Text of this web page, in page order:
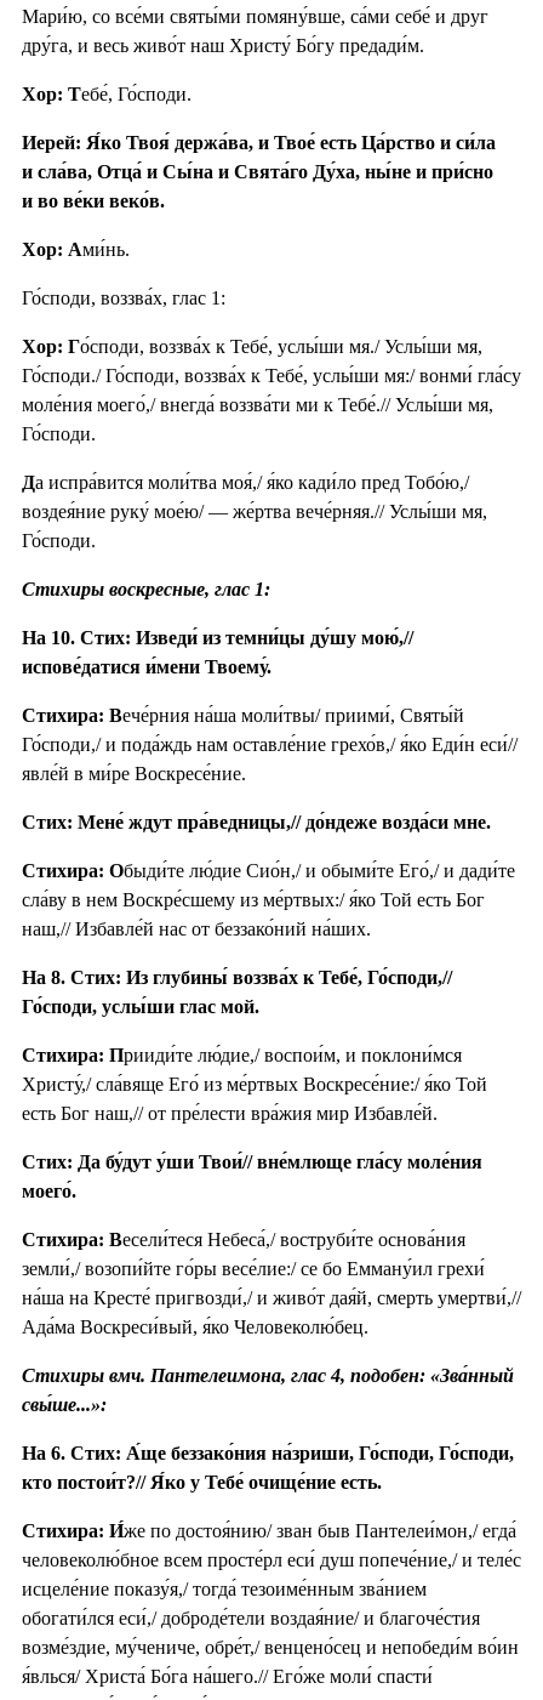
Мари́ю, со все́ми святы́ми помяну́вше, са́ми себе́ и друг
дру́га, и весь живо́т наш Христу́ Бо́гу предади́м.
Хор: Тебе́, Го́споди.
Иерей: Я́ко Твоя́ держа́ва, и Твое́ есть Ца́рство и си́ла
и сла́ва, Отца́ и Сы́на и Свята́го Ду́ха, ны́не и при́сно
и во ве́ки веко́в.
Хор: Ами́нь.
Го́споди, воззва́х, глас 1:
Хор: Го́споди, воззва́х к Тебе́, услы́ши мя./ Услы́ши мя,
Го́споди./ Го́споди, воззва́х к Тебе́, услы́ши мя:/ вонми́ гла́су
моле́ния моего́,/ внегда́ воззва́ти ми к Тебе́.// Услы́ши мя,
Го́споди.
Да испра́вится моли́тва моя́,/ я́ко кади́ло пред Тобо́ю,/
воздея́ние руку́ мое́ю/ — же́ртва вече́рняя.// Услы́ши мя,
Го́споди.
Стихиры воскресные, глас 1:
На 10. Стих: Изведи́ из темни́цы ду́шу мою́,//
испове́датися и́мени Твоему́.
Стихира: Вече́рния на́ша моли́твы/ приими́, Святы́й
Го́споди,/ и пода́ждь нам оставле́ние грехо́в,/ я́ко Еди́н еси́//
явле́й в ми́ре Воскресе́ние.
Стих: Мене́ ждут пра́ведницы,// до́ндеже возда́си мне.
Стихира: Обыди́те лю́дие Сио́н,/ и обыми́те Его́,/ и дади́те
сла́ву в нем Воскре́сшему из ме́ртвых:/ я́ко Той есть Бог
наш,// Избавле́й нас от беззако́ний на́ших.
На 8. Стих: Из глубины́ воззва́х к Тебе́, Го́споди,//
Го́споди, услы́ши глас мой.
Стихира: Прииди́те лю́дие,/ воспои́м, и поклони́мся
Христу́,/ сла́вяще Его́ из ме́ртвых Воскресе́ние:/ я́ко Той
есть Бог наш,// от пре́лести вра́жия мир Избавле́й.
Стих: Да бу́дут у́ши Твои́// вне́млюще гла́су моле́ния
моего́.
Стихира: Весели́теся Небеса́,/ воструби́те основа́ния
земли́,/ возопи́йте го́ры весе́лие:/ се бо Емману́ил грехи́
на́ша на Кресте́ пригвозди́,/ и живо́т дая́й, смерть умертви́,//
Ада́ма Воскреси́вый, я́ко Человеколю́бец.
Стихиры вмч. Пантелеимона, глас 4, подобен: «Зва́нный
свы́ше...»:
На 6. Стих: А́ще беззако́ния на́зриши, Го́споди, Го́споди,
кто постои́т?// Я́ко у Тебе́ очище́ние есть.
Стихира: И́же по достоя́нию/ зван быв Пантелеи́мон,/ егда́
человеколю́бное всем просте́рл еси́ душ попече́ние,/ и теле́с
исцеле́ние показу́я,/ тогда́ тезоиме́нным зва́нием
обогати́лся еси́,/ доброде́тели воздая́ние/ и благоче́стия
возме́здие, му́чениче, обре́т,/ венцено́сец и непобеди́м во́ин
я́влься/ Христа́ Бо́га на́шего.// Его́же моли́ спасти́